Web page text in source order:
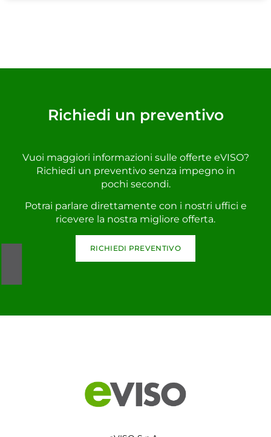
Richiedi un preventivo
Vuoi maggiori informazioni sulle offerte eVISO?
Richiedi un preventivo senza impegno in
pochi secondi.
Potrai parlare direttamente con i nostri uffici e
ricevere la nostra migliore offerta.
RICHIEDI PREVENTIVO